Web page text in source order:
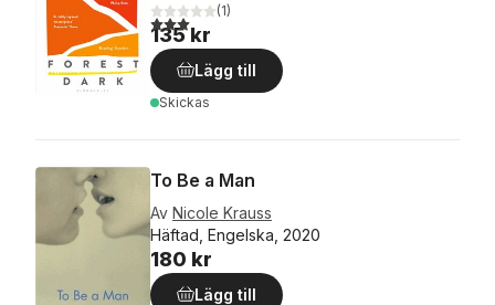
3,0utav 5 stjärnor. Totalt antal röster:
(1)
135 kr
Lägg till
Skickas
To Be a Man
Av Nicole Krauss
Häftad, Engelska, 2020
180 kr
Lägg till